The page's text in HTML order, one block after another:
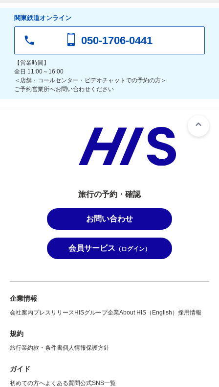
関東鉄道オンライン
050-1706-0441
【営業時間】
全日 11:00～16:00
＜店舗・コールセンター・ビデオチャットでの予約の方＞
ご予約営業所へお問い合わせください
旅行の予約・確認
お問い合わせ
会員サービス （ログイン）
企業情報
会社案内プレスリリース HISグループ企業About HIS（English） 採用情報
規約
旅行業約款・条件書個人情報保護方針
ガイド
初めての方へよくある質問公式SNS一覧